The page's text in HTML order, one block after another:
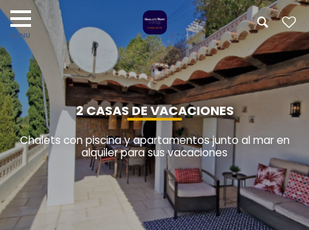
2 CASAS DE VACACIONES
Chalets con piscina y apartamentos junto al mar en
alquiler para sus vacaciones